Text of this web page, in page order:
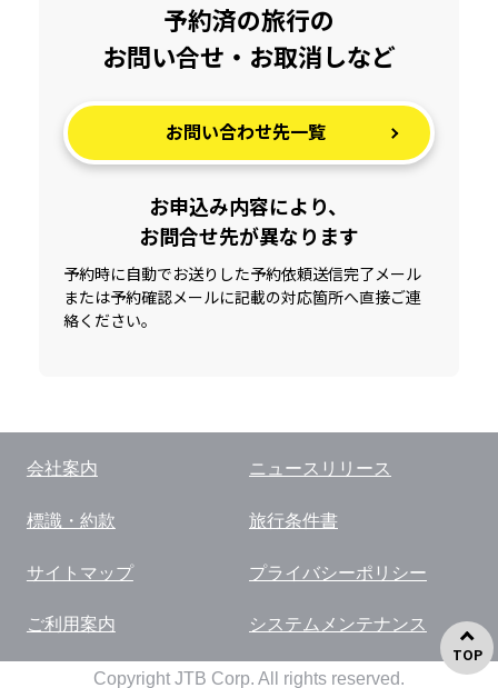
予約済の旅行の
お問い合せ・お取消しなど
お問い合わせ先一覧
お申込み内容により、
お問合せ先が異なります
予約時に自動でお送りした予約依頼送信完了メール
または予約確認メールに記載の対応箇所へ直接ご連
絡ください。
TOP
会社案内 ニュースリリース
標識・約款 旅行条件書
サイトマップ プライバシーポリシー
ご利用案内 システムメンテナンス
Copyright JTB Corp. All rights reserved.